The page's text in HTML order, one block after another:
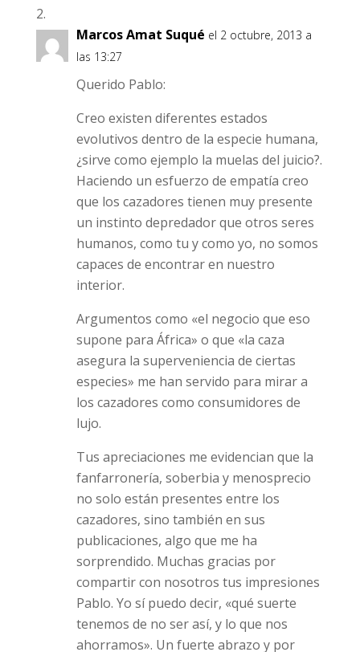
Marcos Amat Suqué el 2 octubre, 2013 a
las 13:27
Querido Pablo:
Creo existen diferentes estados
evolutivos dentro de la especie humana,
¿sirve como ejemplo la muelas del juicio?.
Haciendo un esfuerzo de empatía creo
que los cazadores tienen muy presente
un instinto depredador que otros seres
humanos, como tu y como yo, no somos
capaces de encontrar en nuestro
interior.
Argumentos como «el negocio que eso
supone para África» o que «la caza
asegura la superveniencia de ciertas
especies» me han servido para mirar a
los cazadores como consumidores de
lujo.
Tus apreciaciones me evidencian que la
fanfarronería, soberbia y menosprecio
no solo están presentes entre los
cazadores, sino también en sus
publicaciones, algo que me ha
sorprendido. Muchas gracias por
compartir con nosotros tus impresiones
Pablo. Yo sí puedo decir, «qué suerte
tenemos de no ser así, y lo que nos
ahorramos». Un fuerte abrazo y por